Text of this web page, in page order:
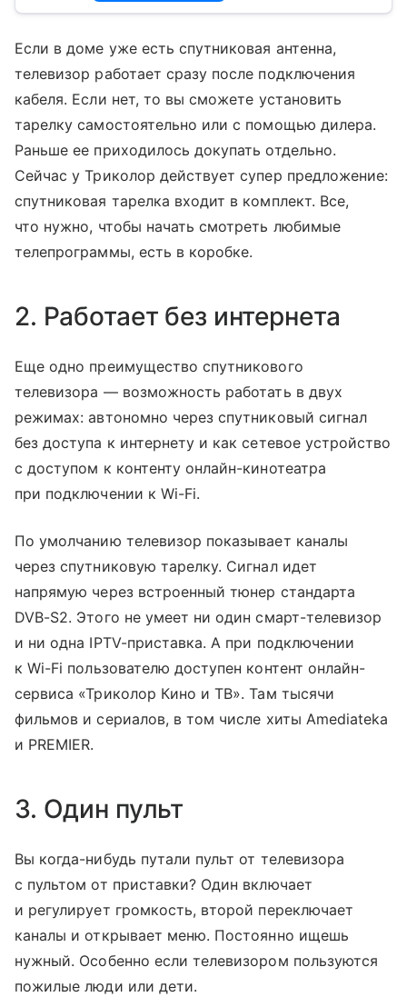
Если в доме уже есть спутниковая антенна,
телевизор работает сразу после подключения
кабеля. Если нет, то вы сможете установить
тарелку самостоятельно или с помощью дилера.
Раньше ее приходилось докупать отдельно.
Сейчас у Триколор действует супер предложение:
спутниковая тарелка входит в комплект. Все,
что нужно, чтобы начать смотреть любимые
телепрограммы, есть в коробке.
2. Работает без интернета
Еще одно преимущество спутникового
телевизора — возможность работать в двух
режимах: автономно через спутниковый сигнал
без доступа к интернету и как сетевое устройство
с доступом к контенту онлайн-кинотеатра
при подключении к Wi-Fi.
По умолчанию телевизор показывает каналы
через спутниковую тарелку. Сигнал идет
напрямую через встроенный тюнер стандарта
DVB-S2. Этого не умеет ни один смарт-телевизор
и ни одна IPTV-приставка. А при подключении
к Wi-Fi пользователю доступен контент онлайн-
сервиса «Триколор Кино и ТВ». Там тысячи
фильмов и сериалов, в том числе хиты Amediateka
и PREMIER.
3. Один пульт
Вы когда-нибудь путали пульт от телевизора
с пультом от приставки? Один включает
и регулирует громкость, второй переключает
каналы и открывает меню. Постоянно ищешь
нужный. Особенно если телевизором пользуются
пожилые люди или дети.